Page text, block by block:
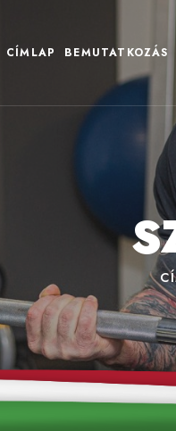
CÍMLAP BEMUTATKOZÁS